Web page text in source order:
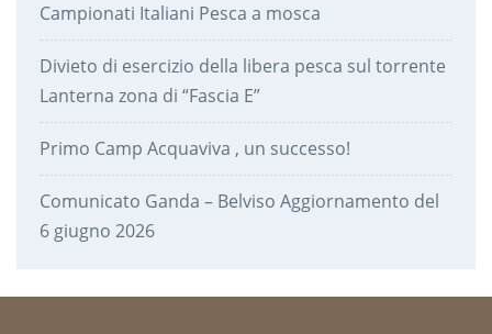
Campionati Italiani Pesca a mosca
Divieto di esercizio della libera pesca sul torrente
Lanterna zona di “Fascia E”
Primo Camp Acquaviva , un successo!
Comunicato Ganda – Belviso Aggiornamento del
6 giugno 2026